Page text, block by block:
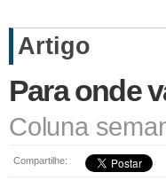
Artigo
Para onde
Coluna
Compartilhe: